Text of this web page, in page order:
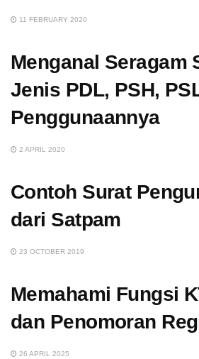
11 FEBRUARY 2020
Menganal Seragam
Jenis PDL, PSH,
Penggunaannya
2 APRIL 2020
Contoh Surat
dari Satpam
23 OCTOBER 2019
Memahami Fungsi
dan Penomoran
26 APRIL 2025